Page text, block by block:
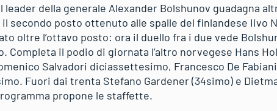
leader della generale Alexander Bolshunov guadagna
il secondo posto ottenuto alle spalle del finlandese Iivo
oltre l’ottavo posto: ora il duello fra i due vede
Completa il podio di giornata l’altro norvegese Hans
Salvadori diciassettesimo, Francesco De
Fuori dai trenta Stefano Gardener (34simo) e
propone le staffette.